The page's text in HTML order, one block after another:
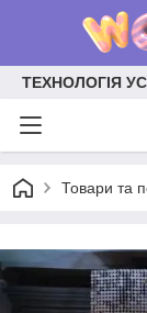
ТЕХНОЛОГІЯ
Товари та